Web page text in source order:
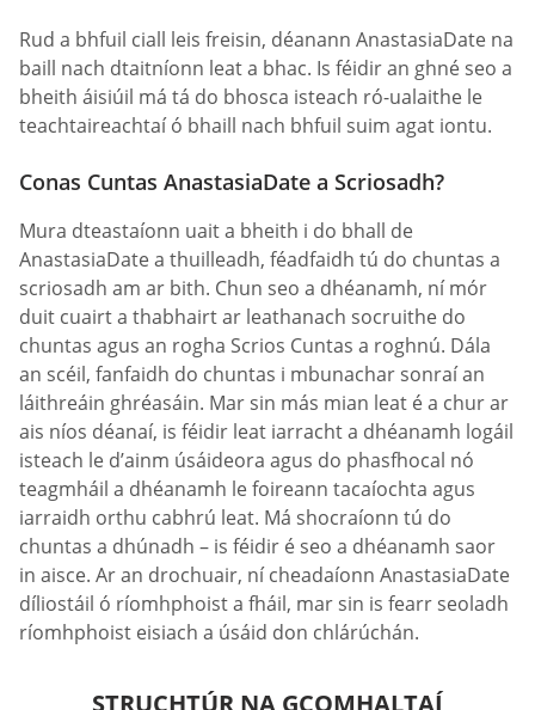
Rud a bhfuil ciall leis freisin, déanann AnastasiaDate na
baill nach dtaitníonn leat a bhac. Is féidir an ghné seo a
bheith áisiúil má tá do bhosca isteach ró-ualaithe le
teachtaireachtaí ó bhaill nach bhfuil suim agat iontu.
Conas Cuntas AnastasiaDate a Scriosadh?
Mura dteastaíonn uait a bheith i do bhall de
AnastasiaDate a thuilleadh, féadfaidh tú do chuntas a
scriosadh am ar bith. Chun seo a dhéanamh, ní mór
duit cuairt a thabhairt ar leathanach socruithe do
chuntas agus an rogha Scrios Cuntas a roghnú. Dála
an scéil, fanfaidh do chuntas i mbunachar sonraí an
láithreáin ghréasáin. Mar sin más mian leat é a chur ar
ais níos déanaí, is féidir leat iarracht a dhéanamh logáil
isteach le d’ainm úsáideora agus do phasfhocal nó
teagmháil a dhéanamh le foireann tacaíochta agus
iarraidh orthu cabhrú leat. Má shocraíonn tú do
chuntas a dhúnadh – is féidir é seo a dhéanamh saor
in aisce. Ar an drochuair, ní cheadaíonn AnastasiaDate
díliostáil ó ríomhphoist a fháil, mar sin is fearr seoladh
ríomhphoist eisiach a úsáid don chlárúchán.
STRUCHTÚR NA GCOMHALTAÍ